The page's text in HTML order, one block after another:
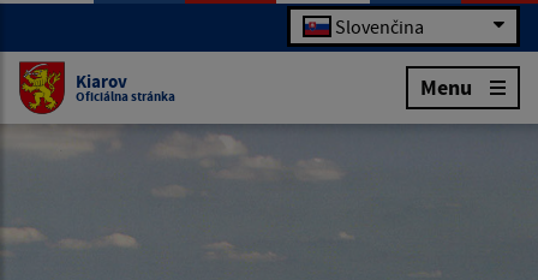
Slovenčina
Kiarov
Oficiálna stránka Menu